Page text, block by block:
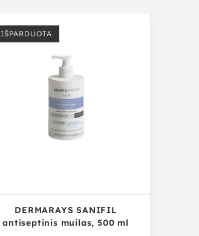
IŠPARDUOTA
DERMARAYS SANIFIL
antiseptinis muilas, 500 ml